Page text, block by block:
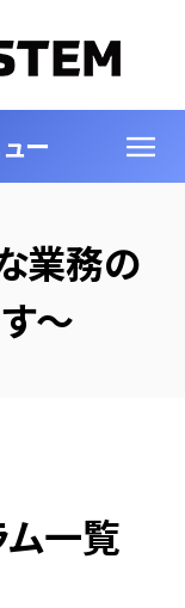
ー
業務の
～
ム一覧